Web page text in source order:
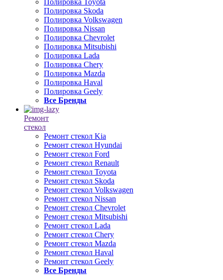
Полировка Toyota
Полировка Skoda
Полировка Volkswagen
Полировка Nissan
Полировка Chevrolet
Полировка Mitsubishi
Полировка Lada
Полировка Chery
Полировка Mazda
Полировка Haval
Полировка Geely
Все Бренды
Ремонт
стекол
Ремонт стекол Kia
Ремонт стекол Hyundai
Ремонт стекол Ford
Ремонт стекол Renault
Ремонт стекол Toyota
Ремонт стекол Skoda
Ремонт стекол Volkswagen
Ремонт стекол Nissan
Ремонт стекол Chevrolet
Ремонт стекол Mitsubishi
Ремонт стекол Lada
Ремонт стекол Chery
Ремонт стекол Mazda
Ремонт стекол Haval
Ремонт стекол Geely
Все Бренды